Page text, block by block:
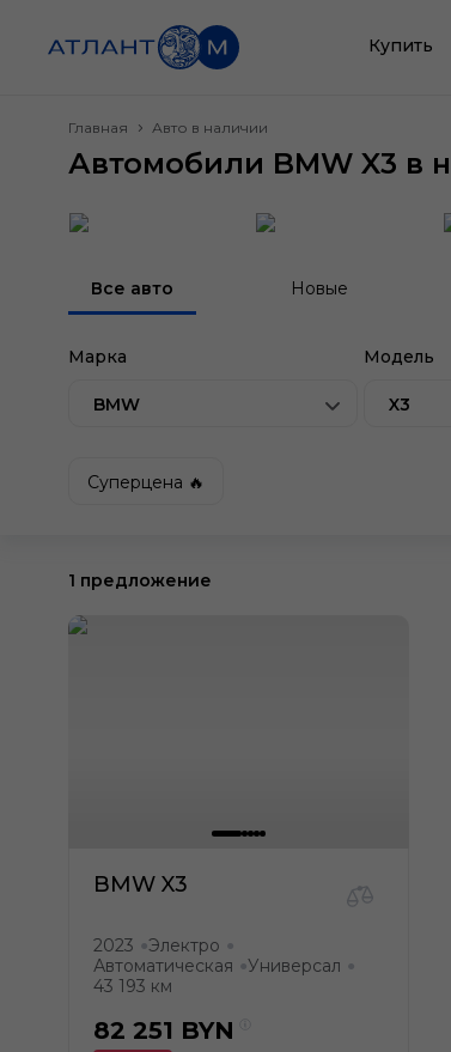
Купить
Главная Авто в наличии
Автомобили BMW X3 в
Все авто Новые
Марка
BMW
Модель
X3
Суперцена 🔥
1 предложение
BMW X3
2023 ●Электро ●
Автоматическая ●Универсал ●
43 193 км
82 251 BYN